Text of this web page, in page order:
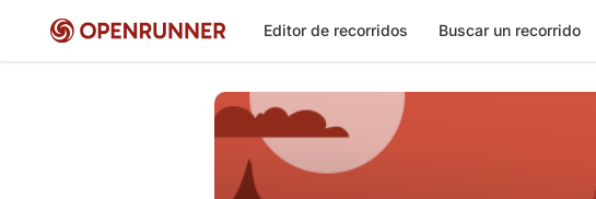
Editor de recorridos Buscar un recorrido